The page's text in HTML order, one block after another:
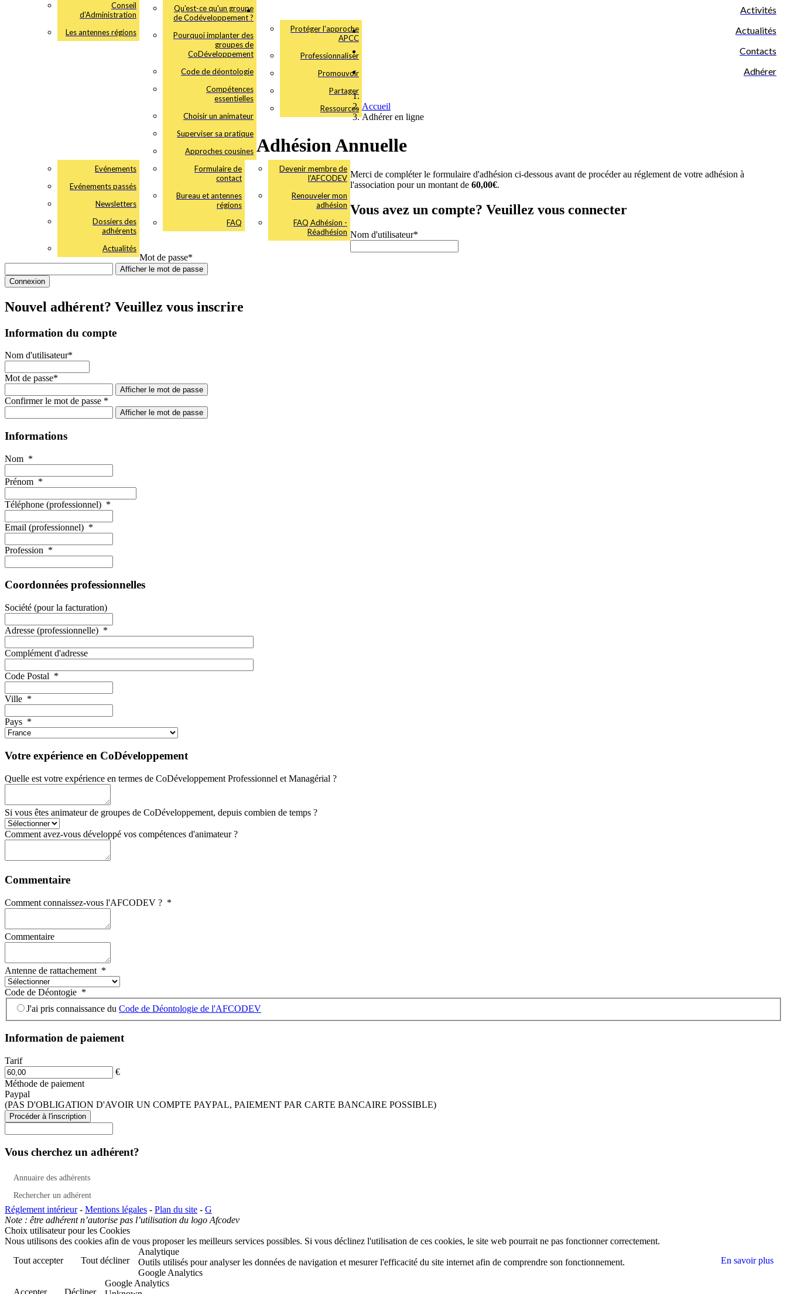
Conseil
d'Administration
Les antennes régions
Qu'est-ce qu'un groupe
de Codéveloppement ?
Pourquoi implanter des
groupes de
CoDéveloppement
Code de déontologie
Compétences
essentielles
Choisir un animateur
Superviser sa pratique
Approches cousines
Activités
Protéger l'approche
APCC
Professionnaliser
Promouvoir
Partager
Ressources
Actualités
Evénements
Evénements passés
Newsletters
Dossiers des
adhérents
Actualités
Contacts
Formulaire de
contact
Bureau et antennes
régions
FAQ
Adhérer
Devenir membre de
l'AFCODEV
Renouveler mon
adhésion
FAQ Adhésion -
Réadhésion
Accueil
Adhérer en ligne
Adhésion Annuelle
Merci de compléter le formulaire d'adhésion ci-dessous avant de procéder au réglement de votre adhésion à
l'association pour un montant de 60,00€.
Vous avez un compte? Veuillez vous connecter
Nom d'utilisateur*
Mot de passe*
Afficher le mot de passe
Nouvel adhérent? Veuillez vous inscrire
Information du compte
Nom d'utilisateur*
Mot de passe*
Afficher le mot de passe
Confirmer le mot de passe *
Afficher le mot de passe
Informations
Nom *
Prénom *
Téléphone (professionnel) *
Email (professionnel) *
Profession *
Coordonnées professionnelles
Société (pour la facturation)
Adresse (professionnelle) *
Complément d'adresse
Code Postal *
Ville *
Pays *
Votre expérience en CoDéveloppement
Quelle est votre expérience en termes de CoDéveloppement Professionnel et Managérial ?
Si vous êtes animateur de groupes de CoDéveloppement, depuis combien de temps ?
Comment avez-vous développé vos compétences d'animateur ?
Commentaire
Comment connaissez-vous l'AFCODEV ? *
Commentaire
Antenne de rattachement *
Code de Déontogie *
J'ai pris connaissance du Code de Déontologie de l'AFCODEV
Information de paiement
Tarif
€
Méthode de paiement
Paypal
(PAS D'OBLIGATION D'AVOIR UN COMPTE PAYPAL, PAIEMENT PAR CARTE BANCAIRE POSSIBLE)
Vous cherchez un adhérent?
Annuaire des adhérents
Rechercher un adhérent
Réglement intérieur- Mentions légales - Plan du site - G
Note : être adhérent n’autorise pas l’utilisation du logo Afcodev
Choix utilisateur pour les Cookies
Nous utilisons des cookies afin de vous proposer les meilleurs services possibles. Si vous déclinez l'utilisation de ces cookies, le site web pourrait ne pas fonctionner correctement.
Tout accepter
Tout décliner En savoir plus
Analytique
Outils utilisés pour analyser les données de navigation et mesurer l'efficacité du site internet afin de comprendre son fonctionnement.
Google Analytics
Google Analytics